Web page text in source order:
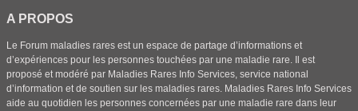
A PROPOS
Le Forum maladies rares est un espace de partage d’informations et
d’expériences pour les personnes touchées par une maladie rare. Il est
proposé et modéré par Maladies Rares Info Services, service national
d’information et de soutien sur les maladies rares. Maladies Rares Info Services
aide au quotidien les personnes concernées par une maladie rare dans leur